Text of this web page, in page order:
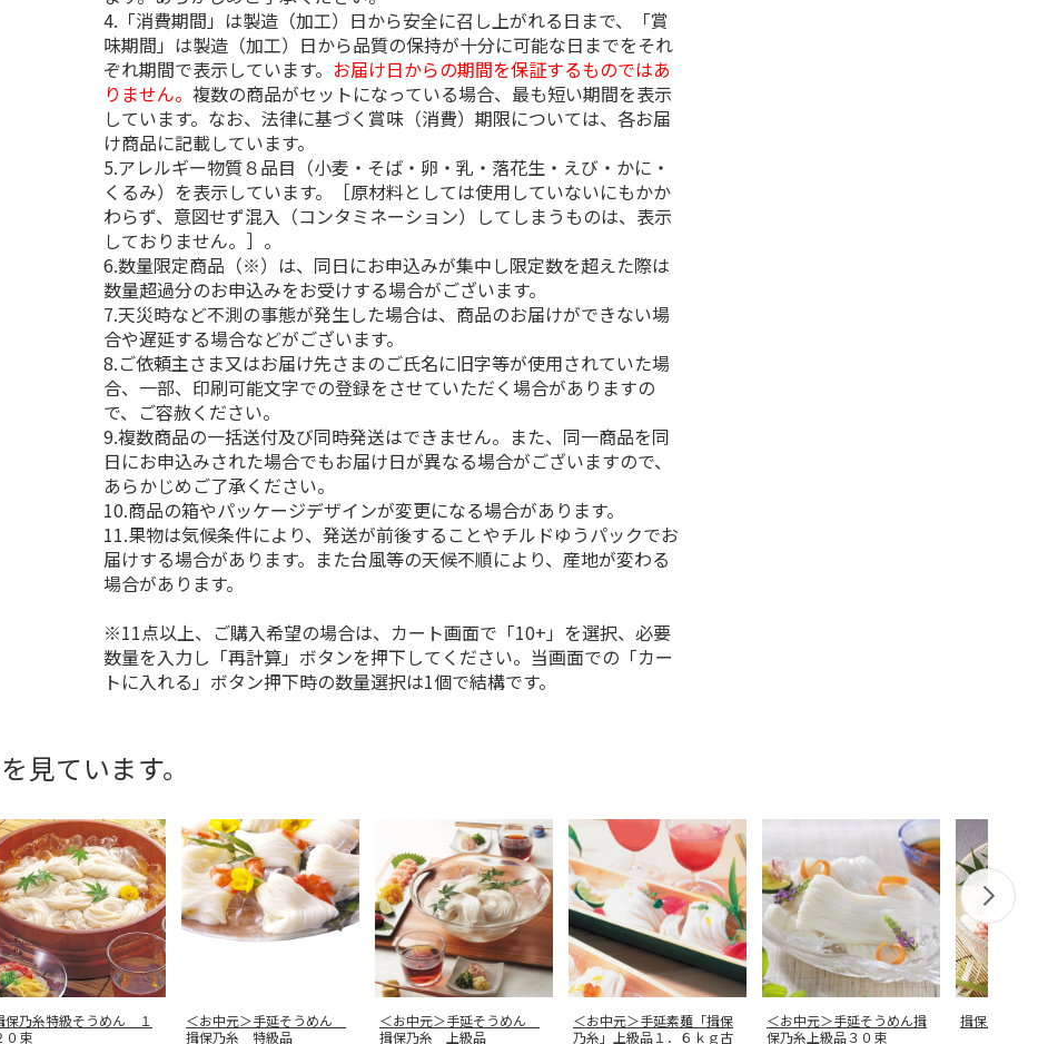
4.「消費期間」は製造（加工）日から安全に召し上がれる日まで、「賞
味期間」は製造（加工）日から品質の保持が十分に可能な日までをそれ
ぞれ期間で表示しています。 お届け日からの期間を保証するものではあ
りません。複数の商品がセットになっている場合、最も短い期間を表示
しています。なお、法律に基づく賞味（消費）期限については、各お届
け商品に記載しています。
5.アレルギー物質８品目（小麦・そば・卵・乳・落花生・えび・かに・
くるみ）を表示しています。［原材料としては使用していないにもかか
わらず、意図せず混入（コンタミネーション）してしまうものは、表示
しておりません。］。
6.数量限定商品（※）は、同日にお申込みが集中し限定数を超えた際は
数量超過分のお申込みをお受けする場合がございます。
7.天災時など不測の事態が発生した場合は、商品のお届けができない場
合や遅延する場合などがございます。
8.ご依頼主さま又はお届け先さまのご氏名に旧字等が使用されていた場
合、一部、印刷可能文字での登録をさせていただく場合がありますの
で、ご容赦ください。
9.複数商品の一括送付及び同時発送はできません。また、同一商品を同
日にお申込みされた場合でもお届け日が異なる場合がございますので、
あらかじめご了承ください。
10.商品の箱やパッケージデザインが変更になる場合があります。
11.果物は気候条件により、発送が前後することやチルドゆうパックでお
届けする場合があります。また台風等の天候不順により、産地が変わる
場合があります。
※11点以上、ご購入希望の場合は、カート画面で「10+」を選択、必要
数量を入力し「再計算」ボタンを押下してください。当画面での「カー
トに入れる」ボタン押下時の数量選択は1個で結構です。
見ています。
保乃糸特級そうめん １
０束
＜お中元＞手延そうめん
揖保乃糸 特級品
＜お中元＞手延そうめん
揖保乃糸 上級品
＜お中元＞手延素麺「揖保
乃糸」上級品１．６ｋｇ古
＜お中元＞手延そうめん揖
保乃糸上級品３０束
揖保乃糸